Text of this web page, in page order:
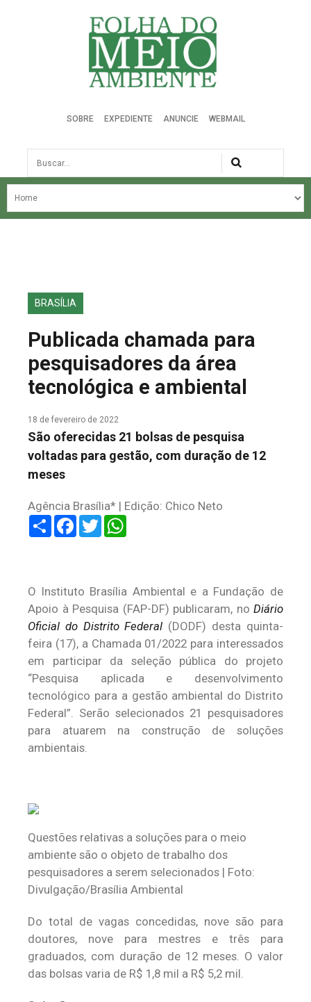
Folha do Meio Ambiente
SOBRE EXPEDIENTE ANUNCIE WEBMAIL
Busca
NOSSA HISTÓRIA
EDIÇÕES ANTERIORES
FALE CONOSCO
BRASÍLIA
Publicada chamada para
pesquisadores da área
tecnológica e ambiental
18 de fevereiro de 2022
São oferecidas 21 bolsas de pesquisa
voltadas para gestão, com duração de 12
meses
Agência Brasília* | Edição: Chico Neto
ShareFacebook
Twitter
O Instituto Brasília Ambiental e a Fundação de
Apoio à Pesquisa (FAP-DF) publicaram, no Diário
Oficial do Distrito Federal (DODF) desta quinta-
feira (17), a Chamada 01/2022 para interessados
em participar da seleção pública do projeto
“Pesquisa aplicada e desenvolvimento
tecnológico para a gestão ambiental do Distrito
Federal”. Serão selecionados 21 pesquisadores
para atuarem na construção de soluções
ambientais.
Questões relativas a soluções para o meio
ambiente são o objeto de trabalho dos
pesquisadores a serem selecionados | Foto:
Divulgação/Brasília Ambiental
Do total de vagas concedidas, nove são para
doutores, nove para mestres e três para
graduados, com duração de 12 meses. O valor
das bolsas varia de R$ 1,8 mil a R$ 5,2 mil.